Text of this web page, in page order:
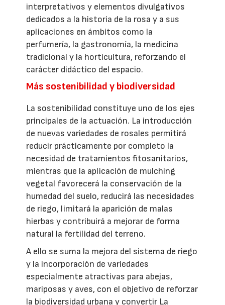
interpretativos y elementos divulgativos
dedicados a la historia de la rosa y a sus
aplicaciones en ámbitos como la
perfumería, la gastronomía, la medicina
tradicional y la horticultura, reforzando el
carácter didáctico del espacio.
Más sostenibilidad y biodiversidad
La sostenibilidad constituye uno de los ejes
principales de la actuación. La introducción
de nuevas variedades de rosales permitirá
reducir prácticamente por completo la
necesidad de tratamientos fitosanitarios,
mientras que la aplicación de mulching
vegetal favorecerá la conservación de la
humedad del suelo, reducirá las necesidades
de riego, limitará la aparición de malas
hierbas y contribuirá a mejorar de forma
natural la fertilidad del terreno.
A ello se suma la mejora del sistema de riego
y la incorporación de variedades
especialmente atractivas para abejas,
mariposas y aves, con el objetivo de reforzar
la biodiversidad urbana y convertir La